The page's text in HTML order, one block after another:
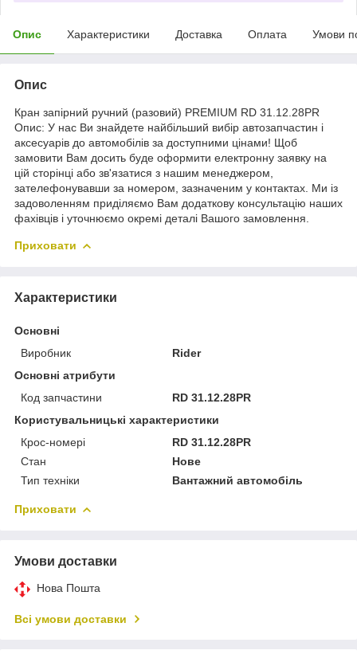
Опис Характеристики Доставка Оплата Умови
Опис
Кран запірний ручний (разовий) PREMIUM RD 31.12.28PR
Опис: У нас Ви знайдете найбільший вибір автозапчастин і
аксесуарів до автомобілів за доступними цінами! Щоб
замовити Вам досить буде оформити електронну заявку на
цій сторінці або зв'язатися з нашим менеджером,
зателефонувавши за номером, зазначеним у контактах. Ми із
задоволенням приділяємо Вам додаткову консультацію наших
фахівців і уточнюємо окремі деталі Вашого замовлення.
Приховати
Характеристики
Основні
Виробник
Rider
Основні атрибути
Код запчастини
RD 31.12.28PR
Користувальницькі характеристики
Крос-номері
RD 31.12.28PR
Стан
Нове
Тип техніки
Вантажний автомобіль
Приховати
Умови доставки
Нова Пошта
Всі умови доставки